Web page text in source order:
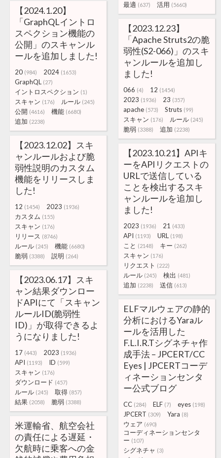
最適 (637) 活用 (5660)
【2024.1.20】
「GraphQLイントロ
スペクション機能の
公開」のスキャンル
ールを追加しました!
20 (984) 2024 (1653)
GraphQL (27)
イントロスペクション (1)
スキャン (176) ルール (245)
公開 (4616) 機能 (6680)
追加 (2238)
【2023.12.23】
「Apache Struts2の脆
弱性(S2-066)」のスキ
ャンルールを追加し
ました!
066 (4) 12 (1454)
2023 (1936) 23 (357)
apache (573) Struts (99)
スキャン (176) ルール (245)
脆弱 (3388) 追加 (2238)
【2023.12.02】スキ
ャンルールおよび脆
弱性説明のカスタム
機能をリリースしま
した!
12 (1454) 2023 (1936)
カスタム (155)
スキャン (176)
リリース (8746)
ルール (245) 機能 (6680)
脆弱 (3388) 説明 (264)
【2023.10.21】APIキ
ーをAPIリクエストの
URLで送信している
ことを検出するスキ
ャンルールを追加し
ました!
2023 (1936) 21 (433)
API (1193) URL (198)
こと (2148) キー (262)
スキャン (176)
リクエスト (222)
ルール (245) 検出 (481)
追加 (2238) 送信 (613)
【2023.06.17】スキ
ャン結果ダウンロー
ドAPIにて「スキャン
ルールID(脆弱性
ID)」が取得できるよ
うになりました!
17 (443) 2023 (1936)
API (1193) ID (599)
スキャン (176)
ダウンロード (457)
ルール (245) 取得 (857)
結果 (2058) 脆弱 (3388)
ELFマルウェアの静的
分析におけるYaraル
ールを活用した
F.L.I.R.Tシグネチャ作
成手法 – JPCERT/CC
Eyes | JPCERTコーデ
ィネーションセンタ
ー公式ブログ
CC (284) ELF (7) eyes (198)
JPCERT (309) Yara (8)
ウェア (690)
コーディネーションセンタ
ー (107)
シグネチャ (3)
米運輸省、航空会社
の責任による遅延・
欠航時に乗客への金